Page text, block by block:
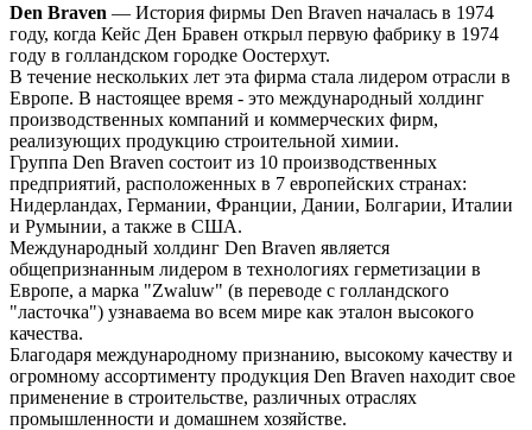
Den Braven — История фирмы Den Braven началась в 1974
году, когда Кейс Ден Бравен открыл первую фабрику в 1974
году в голландском городке Оостерхут.
В течение нескольких лет эта фирма стала лидером отрасли в
Европе. В настоящее время - это международный холдинг
производственных компаний и коммерческих фирм,
реализующих продукцию строительной химии.
Группа Den Braven состоит из 10 производственных
предприятий, расположенных в 7 европейских странах:
Нидерландах, Германии, Франции, Дании, Болгарии, Италии
и Румынии, а также в США.
Международный холдинг Den Braven является
общепризнанным лидером в технологиях герметизации в
Европе, а марка "Zwaluw" (в переводе с голландского
"ласточка") узнаваема во всем мире как эталон высокого
качества.
Благодаря международному признанию, высокому качеству и
огромному ассортименту продукция Den Braven находит свое
применение в строительстве, различных отраслях
промышленности и домашнем хозяйстве.